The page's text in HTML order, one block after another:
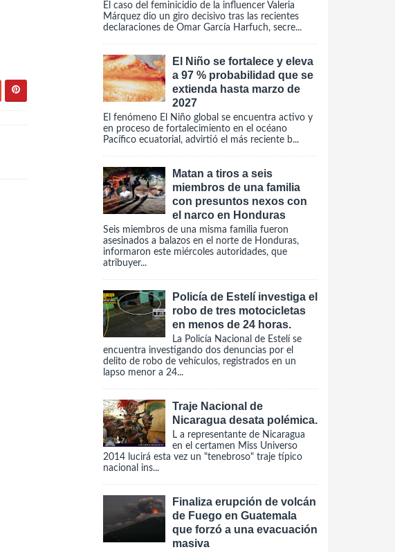
El caso del feminicidio de la influencer Valeria
Márquez dio un giro decisivo tras las recientes
declaraciones de Omar García Harfuch, secre...
El Niño se fortalece y eleva
a 97 % probabilidad que se
extienda hasta marzo de
2027
El fenómeno El Niño global se encuentra activo y
en proceso de fortalecimiento en el océano
Pacífico ecuatorial, advirtió el más reciente b...
Matan a tiros a seis
miembros de una familia
con presuntos nexos con
el narco en Honduras
Seis miembros de una misma familia fueron
asesinados a balazos en el norte de Honduras,
informaron este miércoles autoridades, que
atribuyer...
Policía de Estelí investiga el
robo de tres motocicletas
en menos de 24 horas.
La Policía Nacional de Estelí se
encuentra investigando dos denuncias por el
delito de robo de vehículos, registrados en un
lapso menor a 24...
Traje Nacional de
Nicaragua desata polémica.
L a representante de Nicaragua
en el certamen Miss Universo
2014 lucirá esta vez un "tenebroso" traje típico
nacional ins...
Finaliza erupción de volcán
de Fuego en Guatemala
que forzó a una evacuación
masiva